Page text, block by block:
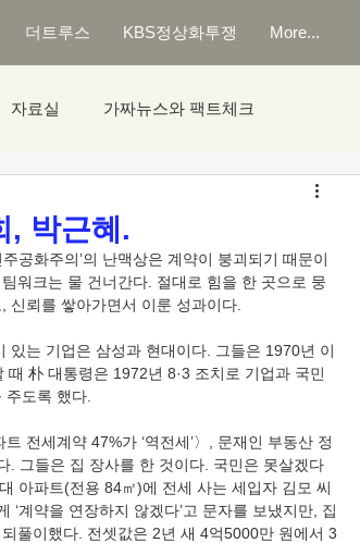
더트루스 KBS정상화투쟁 More...
자료실 가짜뉴스와 팩트체크
, 박근혜.
워크는 물 건너간다. 절대로 힘을 한 곳으로 뭉
신뢰를 쌓아가면서 이룬 성과이다.
때 朴 대통령은 1972년 8·3 조치로 기업과 국민
도록 했다.
. 그들은 집 장사를 한 것이다. 국민은 못살겠다
아파트(전용 84㎡)에 전세 사는 세입자 김모 씨
계약을 연장하지 않겠다’고 문자를 보냈지만, 집
풀이했다. 전셋값은 2년 새 4억5000만 원에서 3